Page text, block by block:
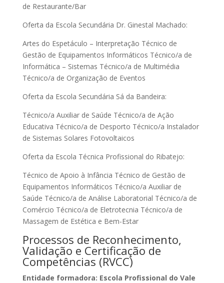
de Restaurante/Bar
Oferta da Escola Secundária Dr. Ginestal Machado:
Artes do Espetáculo – Interpretação Técnico de
Gestão de Equipamentos Informáticos Técnico/a de
Informática – Sistemas Técnico/a de Multimédia
Técnico/a de Organização de Eventos
Oferta da Escola Secundária Sá da Bandeira:
Técnico/a Auxiliar de Saúde Técnico/a de Ação
Educativa Técnico/a de Desporto Técnico/a Instalador
de Sistemas Solares Fotovoltaicos
Oferta da Escola Técnica Profissional do Ribatejo:
Técnico de Apoio à Infância Técnico de Gestão de
Equipamentos Informáticos Técnico/a Auxiliar de
Saúde Técnico/a de Análise Laboratorial Técnico/a de
Comércio Técnico/a de Eletrotecnia Técnico/a de
Massagem de Estética e Bem-Estar
Processos de Reconhecimento,
Validação e Certificação de
Competências (RVCC)
Entidade formadora: Escola Profissional do Vale